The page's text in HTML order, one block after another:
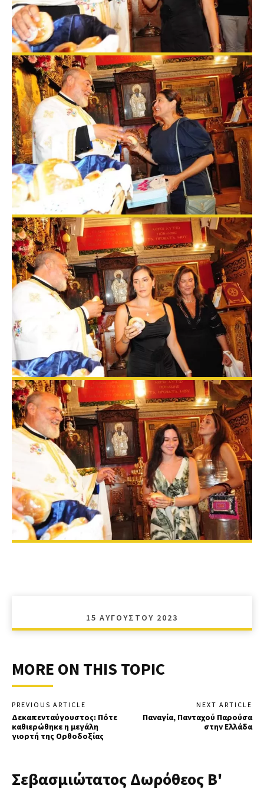
15 ΑΥΓΟΎΣΤΟΥ 2023
MORE ON THIS TOPIC
PREVIOUS ARTICLE
Δεκαπενταύγουστος: Πότε
καθιερώθηκε η μεγάλη
γιορτή της Ορθοδοξίας
NEXT ARTICLE
Παναγία, Πανταχού Παρούσα
στην Ελλάδα
Σεβασμιώτατος Δωρόθεος Β'